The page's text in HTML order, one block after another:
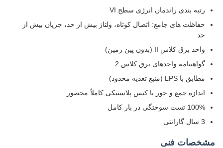
رتبه بندی راندمان انرژی سطح VI
حفاظت های جامع: اتصال کوتاه، ولتاژ بیش از حد، جریان بیش از
حد
واحد برق کلاس II (بدون پین زمین)
گواهینامه واحدهای برق کلاس 2
مطابق با LPS (منبع تغذیه محدود)
اندازه جمع و جور با کیس پلاستیکی کاملاً محصور
100% تست سوختگی در بار کامل
3 سال گارانتی
مشخصات فنی